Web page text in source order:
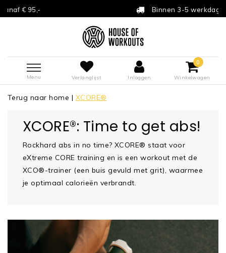
Binnen 3-5 werkdagen verzonden
Menu Verlanglijst Inloggen
0
Winkelwagen
Terug naar home | XCORE®
XCORE®: Time to get abs!
Rockhard abs in no time? XCORE® staat voor
eXtreme CORE training en is een workout met de
XCO®-trainer (een buis gevuld met grit), waarmee
je optimaal calorieën verbrandt.